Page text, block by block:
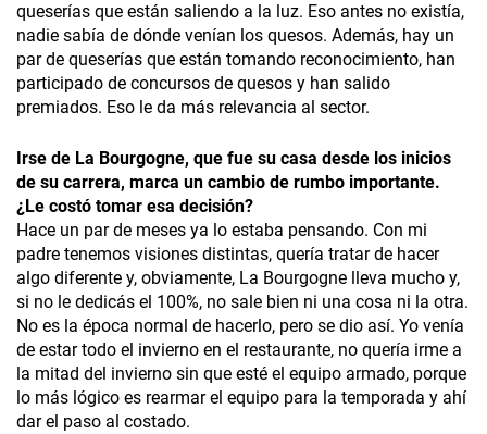
queserías que están saliendo a la luz. Eso antes no existía,
nadie sabía de dónde venían los quesos. Además, hay un
par de queserías que están tomando reconocimiento, han
participado de concursos de quesos y han salido
premiados. Eso le da más relevancia al sector.
Irse de La Bourgogne, que fue su casa desde los inicios
de su carrera, marca un cambio de rumbo importante.
¿Le costó tomar esa decisión?
Hace un par de meses ya lo estaba pensando. Con mi
padre tenemos visiones distintas, quería tratar de hacer
algo diferente y, obviamente, La Bourgogne lleva mucho y,
si no le dedicás el 100%, no sale bien ni una cosa ni la otra.
No es la época normal de hacerlo, pero se dio así. Yo venía
de estar todo el invierno en el restaurante, no quería irme a
la mitad del invierno sin que esté el equipo armado, porque
lo más lógico es rearmar el equipo para la temporada y ahí
dar el paso al costado.